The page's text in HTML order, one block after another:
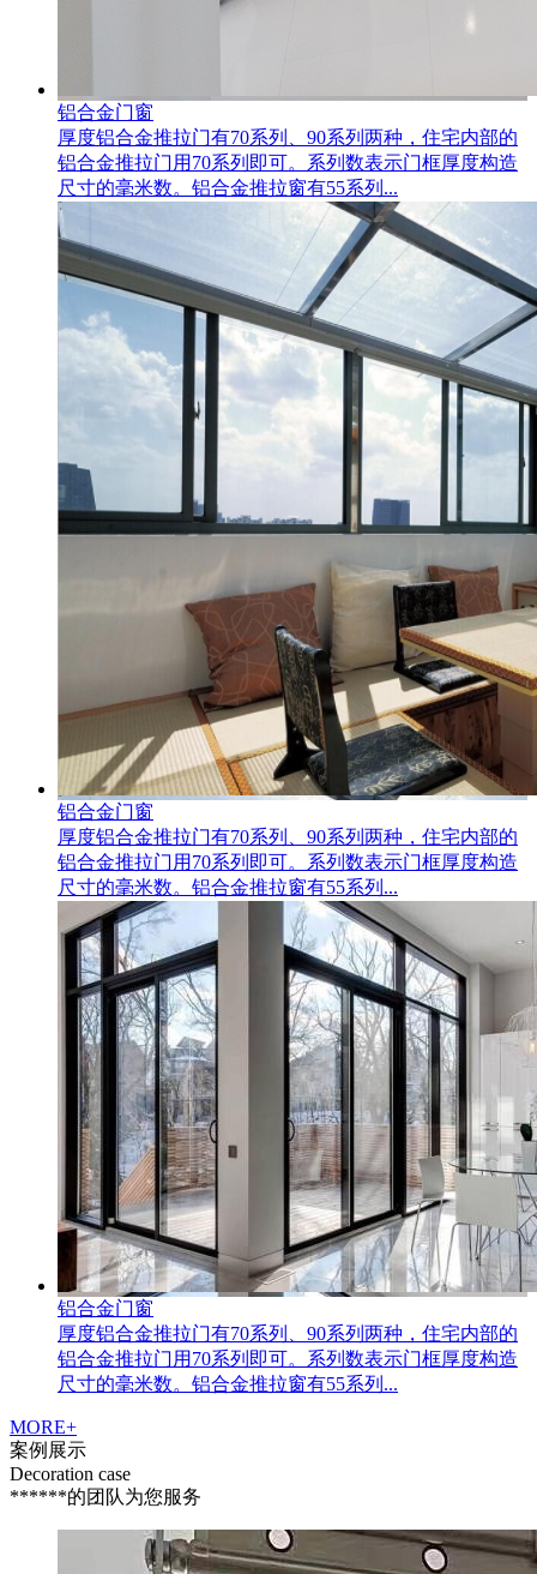
铝合金门窗
厚度铝合金推拉门有70系列、90系列两种，住宅内部的
铝合金推拉门用70系列即可。系列数表示门框厚度构造
尺寸的毫米数。铝合金推拉窗有55系列...
铝合金门窗
厚度铝合金推拉门有70系列、90系列两种，住宅内部的
铝合金推拉门用70系列即可。系列数表示门框厚度构造
尺寸的毫米数。铝合金推拉窗有55系列...
铝合金门窗
厚度铝合金推拉门有70系列、90系列两种，住宅内部的
铝合金推拉门用70系列即可。系列数表示门框厚度构造
尺寸的毫米数。铝合金推拉窗有55系列...
MORE+
案例 展示
Decoration case
******的团队为您服务